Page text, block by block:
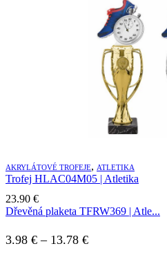
AKRYLÁTOVÉ TROFEJE, ATLETIKA
Trofej HLAC04M05 | Atletika
23.90 €
Dřevěná plaketa TFRW369 | Atle...
3.98 € – 13.78 €